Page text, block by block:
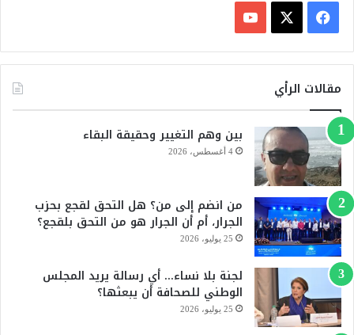
ي
س
ب
و
ك
X
Y
u
T
b
e
مقالات الرأي
بين وهم التغيير وحقيقة البقاء
4 أغسطس، 2026
من انضم إلى من؟ هل التحق لقجع بحزب
الجرار، أم أن الجرار هو من التحق بلقجع؟
25 يوليو، 2026
لجنة بلا نساء… أي رسالة يريد المجلس
الوطني للصحافة أن يبعثها؟
25 يوليو، 2026